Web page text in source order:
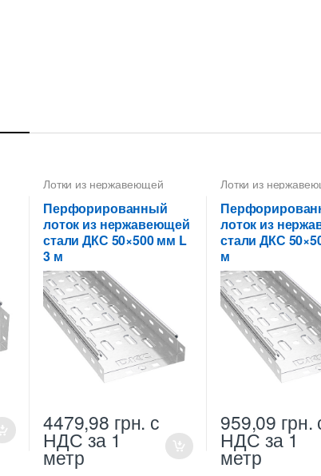
Лотки из нержавеющей
Лотки металлические
высотой 50 мм
Перфорированный
лоток из нержавеющей
стали ДКС 50×500 мм L
3 м
4479,98 грн. с
НДС за 1
метр
Лотки из
Лотки
высотой 50 мм
лоток из
стали ДКС
м
959,09 грн.
НДС за 1
метр